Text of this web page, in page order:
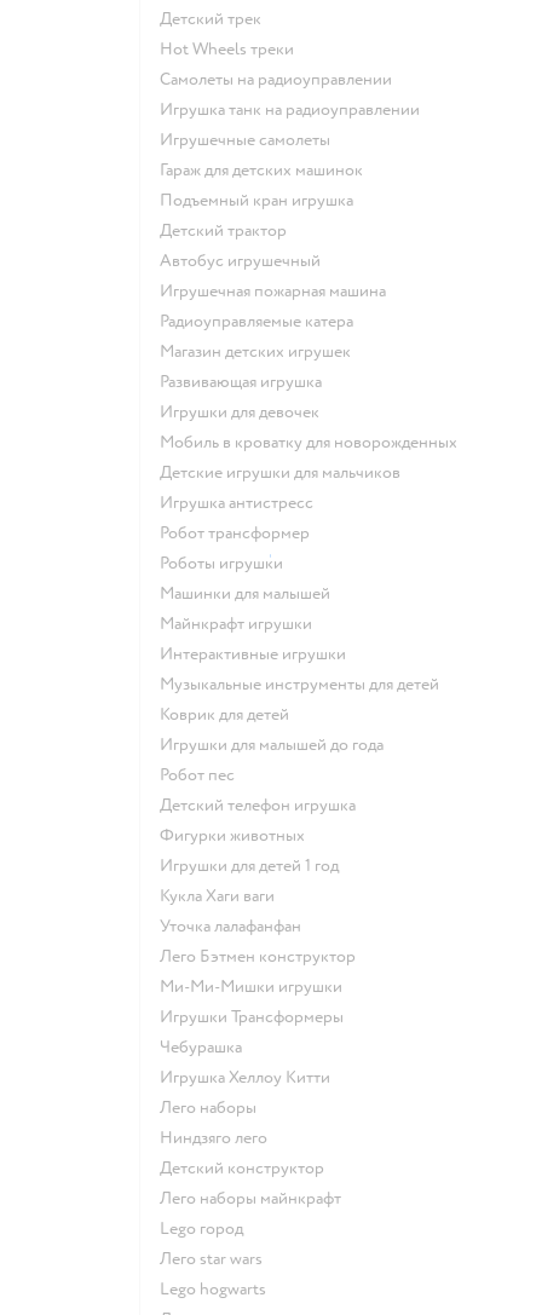
Детский трек
Hot Wheels треки
Самолеты на радиоуправлении
Игрушка танк на радиоуправлении
Игрушечные самолеты
Гараж для детских машинок
Подъемный кран игрушка
Детский трактор
Автобус игрушечный
Игрушечная пожарная машина
Радиоуправляемые катера
Магазин детских игрушек
Развивающая игрушка
Игрушки для девочек
Мобиль в кроватку для новорожденных
Детские игрушки для мальчиков
Игрушка антистресс
Робот трансформер
Роботы игрушки
Машинки для малышей
Майнкрафт игрушки
Интерактивные игрушки
Музыкальные инструменты для детей
Коврик для детей
Игрушки для малышей до года
Робот пес
Детский телефон игрушка
Фигурки животных
Игрушки для детей 1 год
Кукла Хаги ваги
Уточка лалафанфан
Лего Бэтмен конструктор
Ми-Ми-Мишки игрушки
Игрушки Трансформеры
Чебурашка
Игрушка Хеллоу Китти
Лего наборы
Ниндзяго лего
Детский конструктор
Лего наборы майнкрафт
Lego город
Лего star wars
Lego hogwarts